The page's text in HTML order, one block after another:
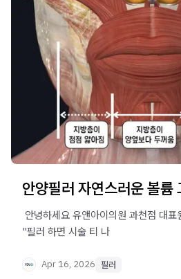
안양필러 자연스러운 볼륨
안녕하세요 유앤아이의원 과천점 대표
"필러 하면 시술 티 나
Apr 16, 2026 필러